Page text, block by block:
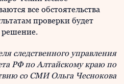
все обстоятельства
проверки будет
решение.
следственного управления
РФ по Алтайскому краю по
со СМИ Ольга Чеснокова